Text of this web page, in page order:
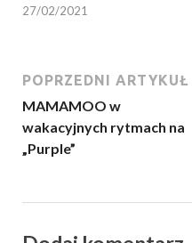
27/02/2021
POPRZEDNI ARTYKUŁ
MAMAMOO w
wakacyjnych rytmach na
„Purple”